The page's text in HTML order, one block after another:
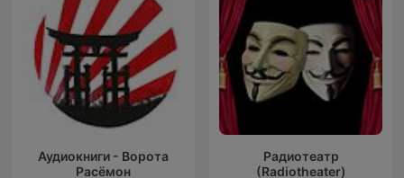
Аудиокниги - Ворота
Расёмон
Радиотеатр
(Radiotheater)